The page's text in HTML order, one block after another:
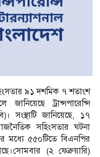
৯১ দশমিক ৭ শতাংশ
ট্রান্সপারেন্সি
সংস্থাটি জানিয়েছে, ১৭
সহিংসতার ঘটনা
মধ্যে ৫৫০টিতে বিএনপির
(২ ফেব্রুয়ারি)